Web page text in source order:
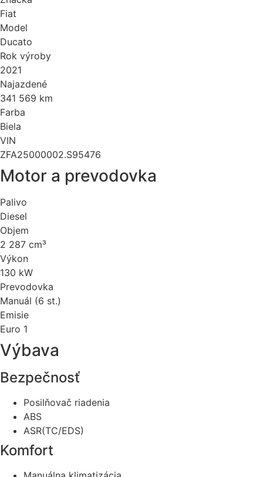
Fiat
Model
Ducato
Rok výroby
2021
Najazdené
341 569 km
Farba
Biela
VIN
ZFA25000002.S95476
Motor a prevodovka
Palivo
Diesel
Objem
2 287 cm³
Výkon
130 kW
Prevodovka
Manuál (6 st.)
Emisie
Euro 1
Výbava
Bezpečnosť
Posilňovač riadenia
ABS
ASR(TC/EDS)
Komfort